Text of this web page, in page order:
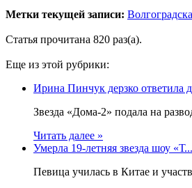
Метки текущей записи:
Статья прочитана 820 раз(a).
Еще из этой рубрики:
Ирина Пинчук дерзко ответила
Звезда «Дома-2» подала на
Читать далее »
Умерла 19-летняя звезда шоу «Т...
Певица училась в Китае и